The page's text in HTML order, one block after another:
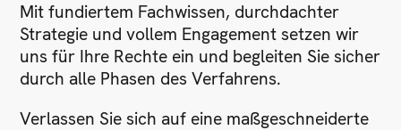
Mit fundiertem Fachwissen, durchdachter
Strategie und vollem Engagement setzen wir
uns für Ihre Rechte ein und begleiten Sie sicher
durch alle Phasen des Verfahrens.
Verlassen Sie sich auf eine maßgeschneiderte